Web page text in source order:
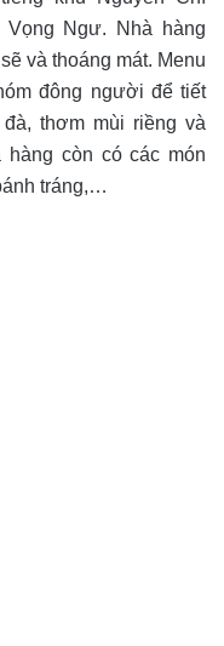
Ngư. Nhà hàng
và thoáng mát. Menu
đông người để tiết
thơm mùi riềng và
hàng còn có các món
tráng,…